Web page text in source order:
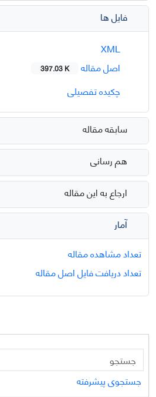
فایل ها
اصل مقاله
397.03 K
چکیده تفصیلی
سابقه مقاله
هم رسانی
ارجاع به این مقاله
آمار
تعداد مشاهده مقاله
تعداد دریافت فایل اصل مقاله
جستجوی پیشرفته